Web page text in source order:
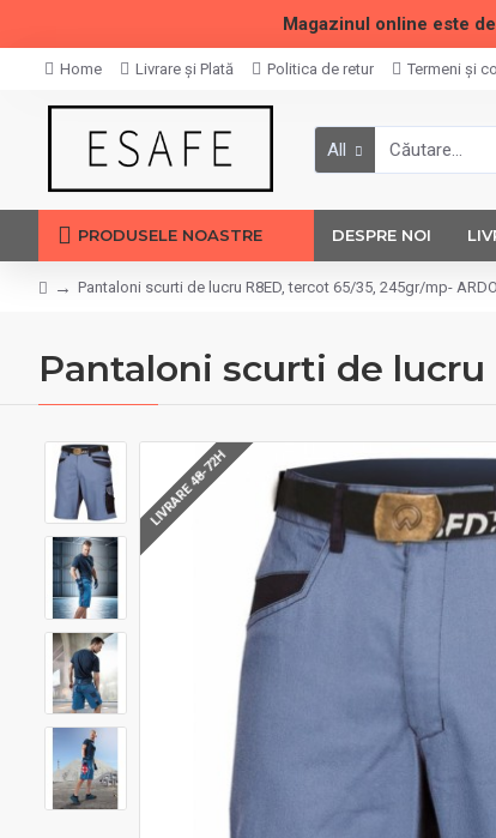
Magazinul online este
Home Livrare și Plată Politica de retur Termeni și
All
PRODUSELE NOASTRE DESPRE NOI
Pantaloni scurti de lucru R8ED, tercot 65/35, 245gr/mp-
Pantaloni scurti de lucru
LIVRARE 48-72H